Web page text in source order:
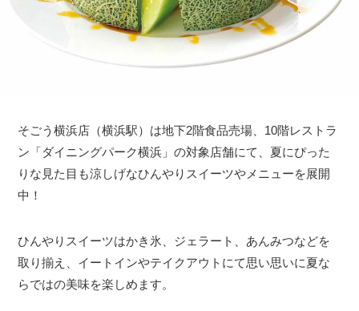
そごう横浜店（横浜駅）は地下2階食品売場、10階レストラ
ン「ダイニングパーク横浜」の対象店舗にて、夏にぴった
りな見た目も涼しげなひんやりスイーツやメニューを展開
中！
ひんやりスイーツはかき氷、ジェラート、あんみつなどを
取り揃え、イートインやテイクアウトにて思い思いに夏な
らではの美味を楽しめます。